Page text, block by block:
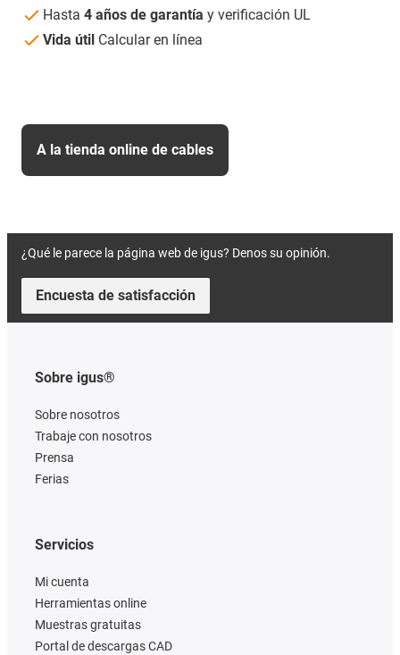
Hasta 4 años de garantía y verificación UL
Vida útil Calcular en línea
A la tienda online de cables
¿Qué le parece la página web de igus? Denos su opinión.
Encuesta de satisfacción
Sobre igus®
Sobre nosotros
Trabaje con nosotros
Prensa
Ferias
Servicios
Mi cuenta
Herramientas online
Muestras gratuitas
Portal de descargas CAD